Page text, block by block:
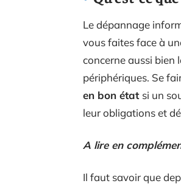
Le dépannage
vous faites face à
concerne aussi bien
périphériques. Se
en bon état si un
leur obligations et
A lire en
Il faut savoir que